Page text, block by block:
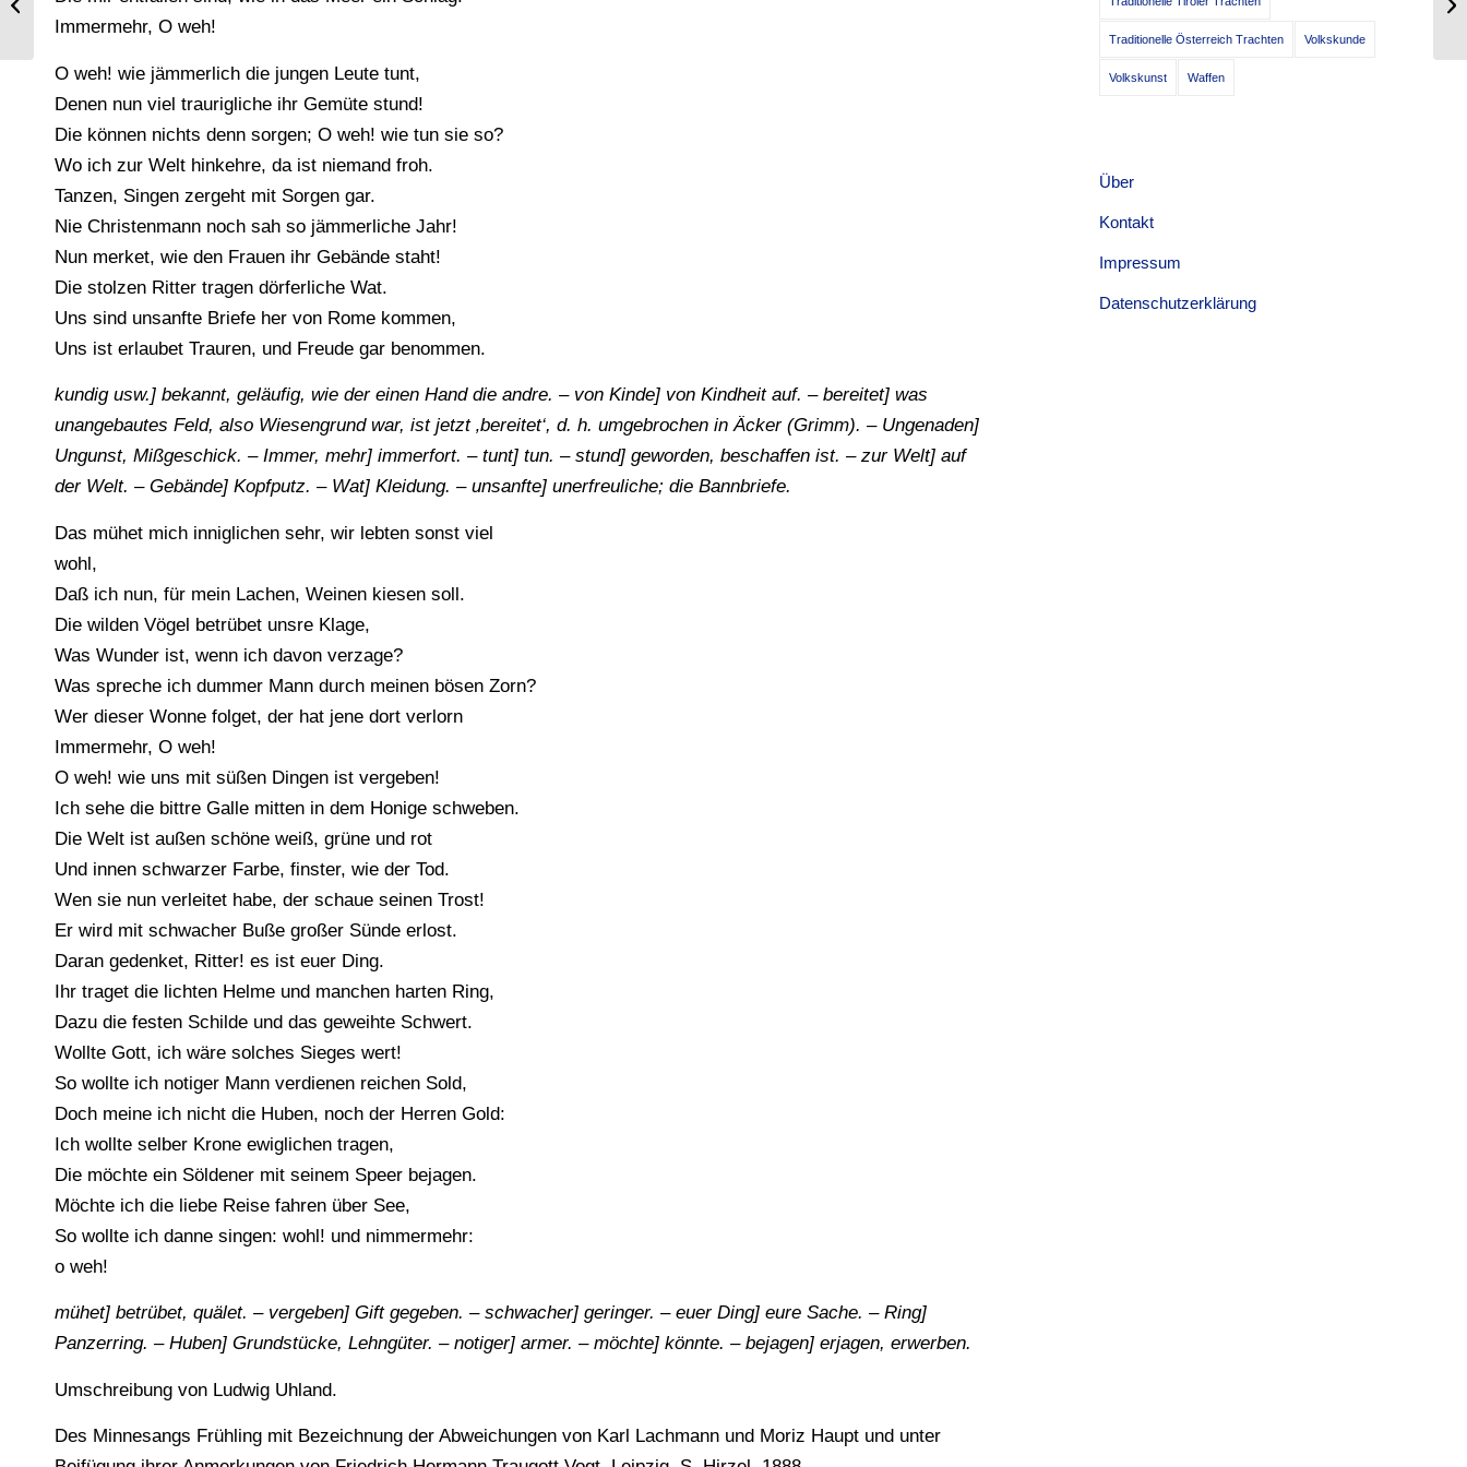
Immermehr, O weh!
O weh! wie jämmerlich die jungen Leute tunt,
Denen nun viel traurigliche ihr Gemüte stund!
Die können nichts denn sorgen; O weh! wie tun sie so?
Wo ich zur Welt hinkehre, da ist niemand froh.
Tanzen, Singen zergeht mit Sorgen gar.
Nie Christenmann noch sah so jämmerliche Jahr!
Nun merket, wie den Frauen ihr Gebände staht!
Die stolzen Ritter tragen dörferliche Wat.
Uns sind unsanfte Briefe her von Rome kommen,
Uns ist erlaubet Trauren, und Freude gar benommen.
kundig usw.] bekannt, geläufig, wie der einen Hand die andre. – von Kinde] von Kindheit auf. – bereitet] was
unangebautes Feld, also Wiesengrund war, ist jetzt ‚bereitet‘, d. h. umgebrochen in Äcker (Grimm). – Ungenaden]
Ungunst, Mißgeschick. – Immer, mehr] immerfort. – tunt] tun. – stund] geworden, beschaffen ist. – zur Welt] auf
der Welt. – Gebände] Kopfputz. – Wat] Kleidung. – unsanfte] unerfreuliche; die Bannbriefe.
Das mühet mich inniglichen sehr, wir lebten sonst viel
wohl,
Daß ich nun, für mein Lachen, Weinen kiesen soll.
Die wilden Vögel betrübet unsre Klage,
Was Wunder ist, wenn ich davon verzage?
Was spreche ich dummer Mann durch meinen bösen Zorn?
Wer dieser Wonne folget, der hat jene dort verlorn
Immermehr, O weh!
O weh! wie uns mit süßen Dingen ist vergeben!
Ich sehe die bittre Galle mitten in dem Honige schweben.
Die Welt ist außen schöne weiß, grüne und rot
Und innen schwarzer Farbe, finster, wie der Tod.
Wen sie nun verleitet habe, der schaue seinen Trost!
Er wird mit schwacher Buße großer Sünde erlost.
Daran gedenket, Ritter! es ist euer Ding.
Ihr traget die lichten Helme und manchen harten Ring,
Dazu die festen Schilde und das geweihte Schwert.
Wollte Gott, ich wäre solches Sieges wert!
So wollte ich notiger Mann verdienen reichen Sold,
Doch meine ich nicht die Huben, noch der Herren Gold:
Ich wollte selber Krone ewiglichen tragen,
Die möchte ein Söldener mit seinem Speer bejagen.
Möchte ich die liebe Reise fahren über See,
So wollte ich danne singen: wohl! und nimmermehr:
o weh!
mühet] betrübet, quälet. – vergeben] Gift gegeben. – schwacher] geringer. – euer Ding] eure Sache. – Ring]
Panzerring. – Huben] Grundstücke, Lehngüter. – notiger] armer. – möchte] könnte. – bejagen] erjagen, erwerben.
Umschreibung von Ludwig Uhland.
Des Minnesangs Frühling mit Bezeichnung der Abweichungen von Karl Lachmann und Moriz Haupt und unter
Traditionelle Österreich Trachten Volkskunde
Volkskunst Waffen
Über
Kontakt
Impressum
Datenschutzerklärung